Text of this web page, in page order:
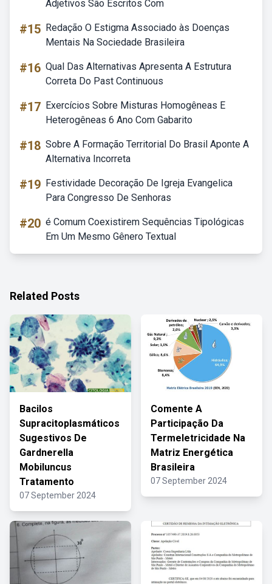
Adjetivos São Escritos Com
#15 Redação O Estigma Associado às Doenças
Mentais Na Sociedade Brasileira
#16 Qual Das Alternativas Apresenta A Estrutura
Correta Do Past Continuous
#17 Exercícios Sobre Misturas Homogêneas E
Heterogêneas 6 Ano Com Gabarito
#18 Sobre A Formação Territorial Do Brasil Aponte A
Alternativa Incorreta
#19 Festividade Decoração De Igreja Evangelica
Para Congresso De Senhoras
#20 é Comum Coexistirem Sequências Tipológicas
Em Um Mesmo Gênero Textual
Related Posts
Bacilos
Supracitoplasmáticos
Sugestivos De
Gardnerella
Mobiluncus
Tratamento
07 September 2024
Comente A
Participação Da
Termeletricidade Na
Matriz Energética
Brasileira
07 September 2024